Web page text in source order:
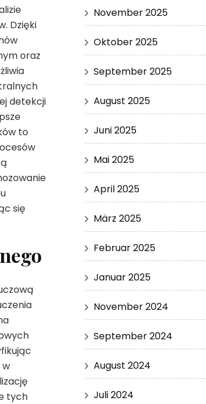
Dzięki
oraz
detekcji
to
się
w
tych
November 2025
Oktober 2025
September 2025
August 2025
Juni 2025
Mai 2025
April 2025
März 2025
Februar 2025
Januar 2025
November 2024
September 2024
August 2024
Juli 2024